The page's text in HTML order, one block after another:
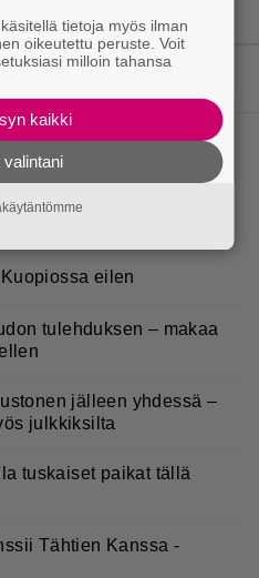
JUTUT
perhelomalla
tästä kysymys ja näin
eilen
tulehduksen – makaa
jälleen yhdessä –
julkkiksilta
tuskaiset paikat tällä
Tähtien Kanssa -
tietoja myös ilman
oikeutettu peruste. Voit
milloin tahansa
kaikki